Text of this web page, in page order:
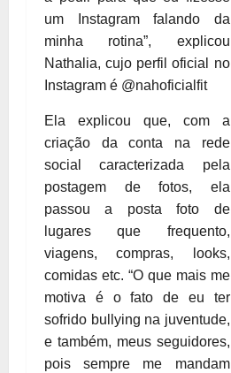
um Instagram falando da
minha rotina”, explicou
Nathalia, cujo perfil oficial no
Instagram é @nahoficialfit
Ela explicou que, com a
criação da conta na rede
social caracterizada pela
postagem de fotos, ela
passou a posta foto de
lugares que frequento,
viagens, compras, looks,
comidas etc. “O que mais me
motiva é o fato de eu ter
sofrido bullying na juventude,
e também, meus seguidores,
pois sempre me mandam